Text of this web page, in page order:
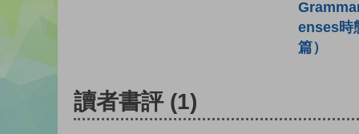
enses時
篇）
讀者書評 (1)